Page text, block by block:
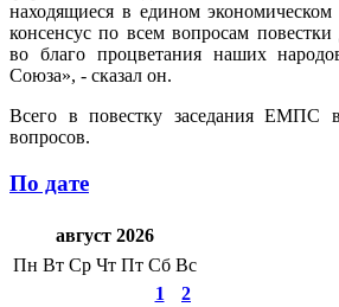
находящиеся в едином экономическом
консенсус по всем вопросам повестки
во благо процветания наших
Союза», - сказал он.
Всего в повестку заседания ЕМПС
вопросов.
По дате
август 2026
Пн Вт Ср Чт Пт Сб Вс
1
2